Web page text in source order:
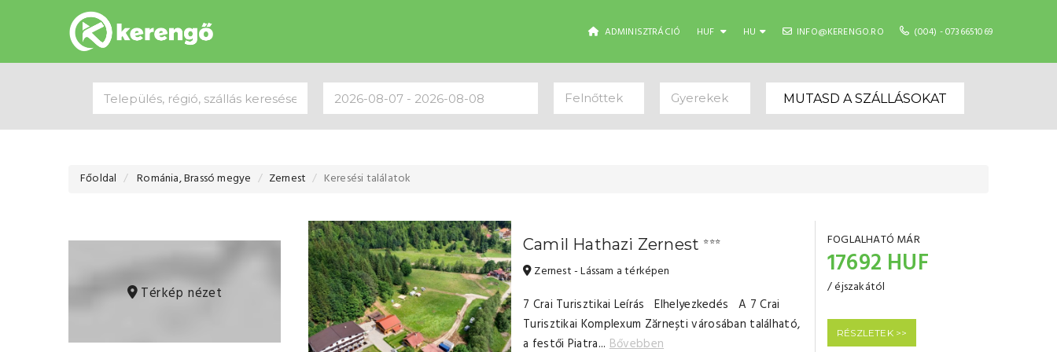
ADMINISZTRÁCIÓ HUF HU INFO@KERENGO.RO (004) - 0736651069
Felnőttek Gyerekek MUTASD A SZÁLLÁSOKAT
Főoldal Románia, Brassó megye Zernest Keresési találatok
Térkép nézet
Camil Hathazi Zernest ⭐⭐⭐
Zernest - Lássam a térképen
7 Crai Turisztikai Leírás Elhelyezkedés A 7 Crai
Turisztikai Komplexum Zărnești városában található,
a festői Piatra... Bővebben
FOGLALHATÓ MÁR
17692 HUF
/ éjszakától
RÉSZLETEK >>